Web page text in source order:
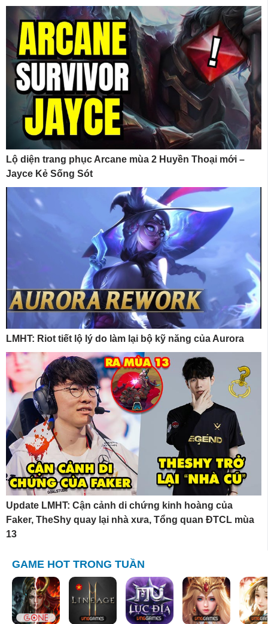
Lộ diện trang phục Arcane mùa 2 Huyền Thoại mới –
Jayce Kẻ Sống Sót
LMHT: Riot tiết lộ lý do làm lại bộ kỹ năng của Aurora
Update LMHT: Cận cảnh di chứng kinh hoàng của
Faker, TheShy quay lại nhà xưa, Tổng quan ĐTCL mùa
13
GAME HOT TRONG TUẦN